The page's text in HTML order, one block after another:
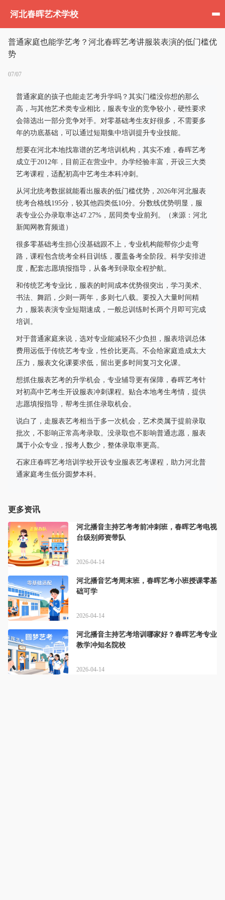
河北春晖艺术学校
普通家庭也能学艺考？河北春晖艺考讲服装表演的低门槛优
势
07/07
普通家庭的孩子也能走艺考升学吗？其实门槛没你想的那么
高，与其他艺术类专业相比，服表专业的竞争较小，硬性要求
会筛选出一部分竞争对手。对零基础考生友好很多，不需要多
年的功底基础，可以通过短期集中培训提升专业技能。
想要在河北本地找靠谱的艺考培训机构，其实不难，春晖艺考
成立于2012年，目前正在营业中。办学经验丰富，开设三大类
艺考课程，适配初高中艺考生本科冲刺。
从河北统考数据就能看出服表的低门槛优势，2026年河北服表
统考合格线195分，较其他四类低10分。分数线优势明显，服
表专业公办录取率达47.27%，居同类专业前列。（来源：河北
新闻网教育频道）
很多零基础考生担心没基础跟不上，专业机构能帮你少走弯
路，课程包含统考全科目训练，覆盖备考全阶段。科学安排进
度，配套志愿填报指导，从备考到录取全程护航。
和传统艺考专业比，服表的时间成本优势很突出，学习美术、
书法、舞蹈，少则一两年，多则七八载。要投入大量时间精
力，服装表演专业短期速成，一般总训练时长两个月即可完成
培训。
对于普通家庭来说，选对专业能减轻不少负担，服表培训总体
费用远低于传统艺考专业，性价比更高。不会给家庭造成太大
压力，服表文化课要求低，留出更多时间复习文化课。
想抓住服表艺考的升学机会，专业辅导更有保障，春晖艺考针
对初高中艺考生开设服表冲刺课程。贴合本地考生考情，提供
志愿填报指导，帮考生抓住录取机会。
说白了，走服表艺考相当于多一次机会，艺术类属于提前录取
批次，不影响正常高考录取。没录取也不影响普通志愿，服表
属于小众专业，报考人数少，整体录取率更高。
石家庄春晖艺考培训学校开设专业服表艺考课程，助力河北普
通家庭考生低分圆梦本科。
更多资讯
河北播音主持艺考考前冲刺班，春晖艺考电视
台级别师资带队
2026-04-14
河北播音艺考周末班，春晖艺考小班授课零基
础可学
2026-04-14
河北播音主持艺考培训哪家好？春晖艺考专业
教学冲知名院校
2026-04-14